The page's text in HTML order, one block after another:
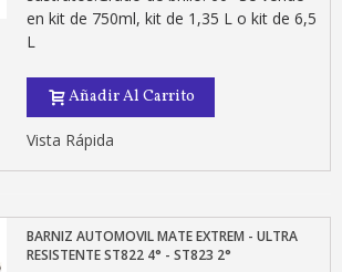
en kit de 750ml, kit de 1,35 L o kit de 6,5
L
Añadir Al Carrito
Vista Rápida
BARNIZ AUTOMOVIL MATE EXTREM - ULTRA
RESISTENTE ST822 4° - ST823 2°